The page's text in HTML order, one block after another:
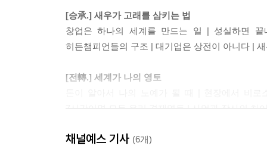
[승承.] 새우가 고래를 삼키는 법
창업은 하나의 세계를 만드는 일 | 성실하면
히든챔피언들의 구조 | 대기업은 상전이 아니다 |
[전轉.] 세계가 나의 영토
7시간이면 모두 우리 경제영토 | 사업과 장사의 차
[결結.] 행동하는 인문학
채널예스 기사 (6개)